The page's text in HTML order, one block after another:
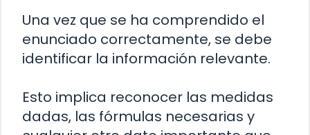
Una vez que se ha comprendido el
enunciado correctamente, se debe
identificar la información relevante.
Esto implica reconocer las medidas
dadas, las fórmulas necesarias y